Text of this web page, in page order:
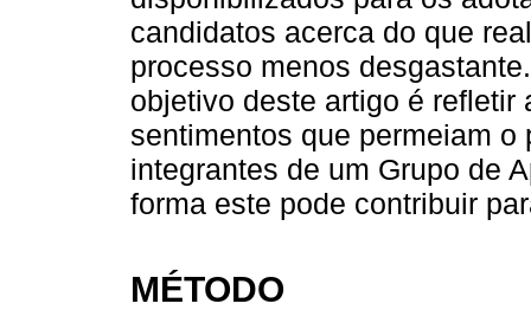
candidatos acerca do que
processo menos
objetivo deste artigo é
sentimentos que permeiam
integrantes de um Grupo de
forma este pode contribuir
MÉTODO